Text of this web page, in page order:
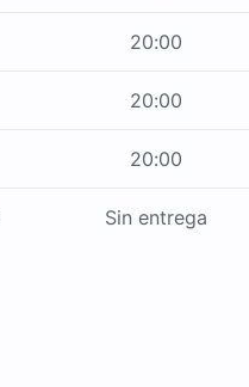
20:00
20:00
20:00
Sin entrega